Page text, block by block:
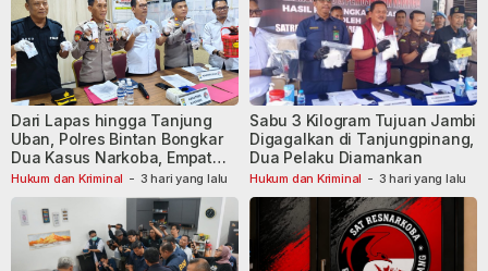
Hukum dan Kriminal - 3 hari yang lalu
Dari Lapas hingga Tanjung
Uban, Polres Bintan Bongkar
Dua Kasus Narkoba, Empat
Tersangka Dibekuk
Hukum dan Kriminal - 3 hari yang lalu
Sabu 3 Kilogram Tujuan Jambi
Digagalkan di Tanjungpinang,
Dua Pelaku Diamankan